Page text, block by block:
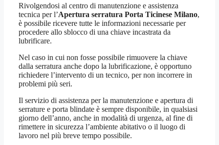
Rivolgendosi al centro di manutenzione e assistenza
tecnica per l’Apertura serratura Porta Ticinese Milano,
è possibile ricevere tutte le informazioni necessarie per
procedere allo sblocco di una chiave incastrata da
lubrificare.
Nel caso in cui non fosse possibile rimuovere la chiave
dalla serratura anche dopo la lubrificazione, è opportuno
richiedere l’intervento di un tecnico, per non incorrere in
problemi più seri.
Il servizio di assistenza per la manutenzione e apertura di
serrature e porta blindate è sempre disponibile, in qualsiasi
giorno dell’anno, anche in modalità di urgenza, al fine di
rimettere in sicurezza l’ambiente abitativo o il luogo di
lavoro nel più breve tempo possibile.